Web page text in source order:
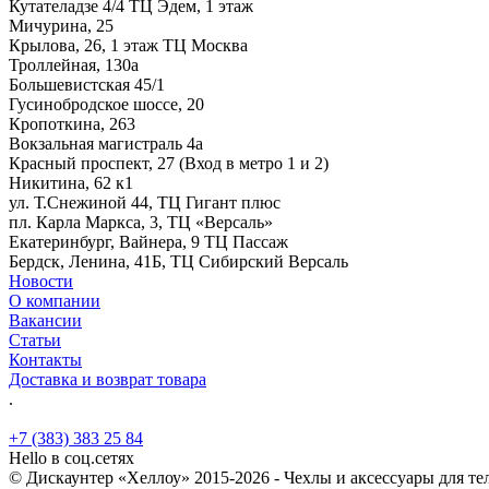
Кутателадзе 4/4 ТЦ Эдем, 1 этаж
Мичурина, 25
Крылова, 26, 1 этаж ТЦ Москва
Троллейная, 130а
Большевистская 45/1
Гусинобродское шоссе, 20
Кропоткина, 263
Вокзальная магистраль 4а
Красный проспект, 27 (Вход в метро 1 и 2)
Никитина, 62 к1
ул. Т.Снежиной 44, ТЦ Гигант плюс
пл. Карла Маркса, 3, ТЦ «Версаль»
Екатеринбург, Вайнера, 9 ТЦ Пассаж
Бердск, Ленина, 41Б, ТЦ Сибирский Версаль
Новости
О компании
Вакансии
Статьи
Контакты
Доставка и возврат товара
.
+7 (383) 383 25 84
Hello в соц.сетях
© Дискаунтер «Хеллоу» 2015-2026 - Чехлы и аксессуары для